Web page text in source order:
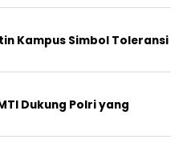
Kampus Simbol Toleransi
Dukung Polri yang